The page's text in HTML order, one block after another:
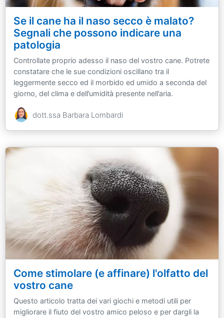
Se il cane ha il naso secco è malato?
Segnali che possono indicare una
patologia
Controllate proprio adesso il naso del vostro cane. Potrete
constatare che le sue condizioni oscillano tra il
leggermente secco ed il morbido ed umido a seconda del
giorno, del clima e dell’umidità presente nell’aria.
dott.ssa Barbara Lombardi
Come stimolare (e affinare) l'olfatto del
vostro cane
Questo articolo tratta dei vari giochi e metodi utili per
migliorare il fiuto del vostro amico peloso e per dargli la